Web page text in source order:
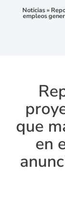
Noticias»
empleos
que
en